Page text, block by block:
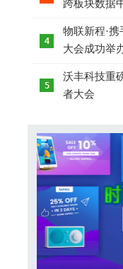
跨板块数据
物联新程·
大会成功举
沃丰科技重
者大会